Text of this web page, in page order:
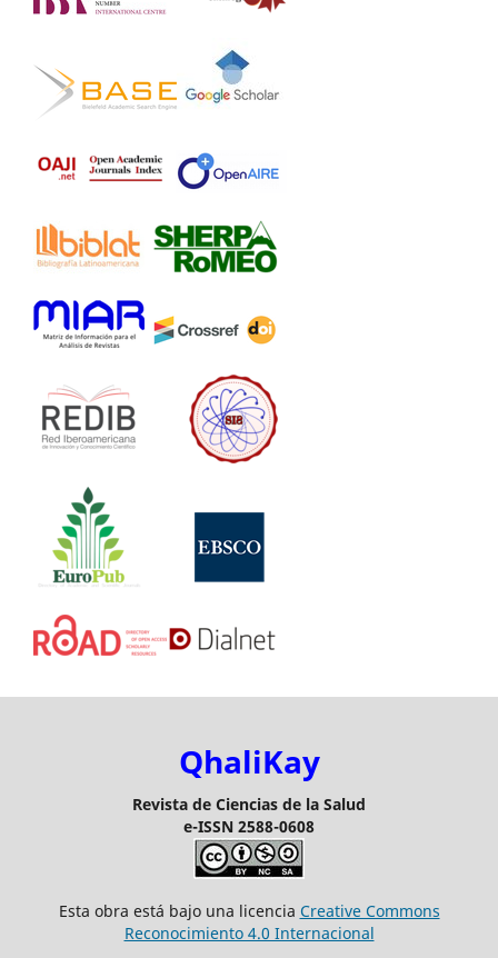
QhaliKay
Revista de Ciencias de la Salud
e-ISSN 2588-0608
Esta obra está bajo una licencia Creative Commons
Reconocimiento 4.0 Internacional